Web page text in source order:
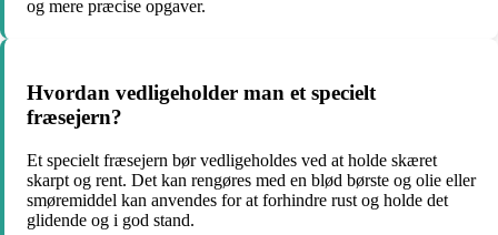
og mere præcise opgaver.
Hvordan vedligeholder man et specielt
fræsejern?
Et specielt fræsejern bør vedligeholdes ved at holde skæret
skarpt og rent. Det kan rengøres med en blød børste og olie eller
smøremiddel kan anvendes for at forhindre rust og holde det
glidende og i god stand.